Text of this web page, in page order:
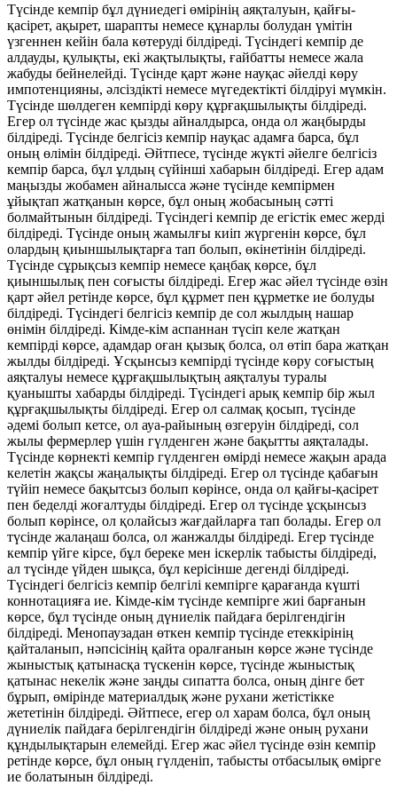
Түсінде кемпір бұл дүниедегі өмірінің аяқталуын, қайғы-
қасірет, ақырет, шарапты немесе құнарлы болудан үмітін
үзгеннен кейін бала көтеруді білдіреді. Түсіндегі кемпір де
алдауды, қулықты, екі жақтылықты, ғайбатты немесе жала
жабуды бейнелейді. Түсінде қарт және науқас әйелді көру
импотенцияны, әлсіздікті немесе мүгедектікті білдіруі мүмкін.
Түсінде шөлдеген кемпірді көру құрғақшылықты білдіреді.
Егер ол түсінде жас қызды айналдырса, онда ол жаңбырды
білдіреді. Түсінде белгісіз кемпір науқас адамға барса, бұл
оның өлімін білдіреді. Әйтпесе, түсінде жүкті әйелге белгісіз
кемпір барса, бұл ұлдың сүйінші хабарын білдіреді. Егер адам
маңызды жобамен айналысса және түсінде кемпірмен
ұйықтап жатқанын көрсе, бұл оның жобасының сәтті
болмайтынын білдіреді. Түсіндегі кемпір де егістік емес жерді
білдіреді. Түсінде оның жамылғы киіп жүргенін көрсе, бұл
олардың қиыншылықтарға тап болып, өкінетінін білдіреді.
Түсінде сұрықсыз кемпір немесе қаңбақ көрсе, бұл
қиыншылық пен соғысты білдіреді. Егер жас әйел түсінде өзін
қарт әйел ретінде көрсе, бұл құрмет пен құрметке ие болуды
білдіреді. Түсіндегі белгісіз кемпір де сол жылдың нашар
өнімін білдіреді. Кімде-кім аспаннан түсіп келе жатқан
кемпірді көрсе, адамдар оған қызық болса, ол өтіп бара жатқан
жылды білдіреді. Ұсқынсыз кемпірді түсінде көру соғыстың
аяқталуы немесе құрғақшылықтың аяқталуы туралы
қуанышты хабарды білдіреді. Түсіндегі арық кемпір бір жыл
құрғақшылықты білдіреді. Егер ол салмақ қосып, түсінде
әдемі болып кетсе, ол ауа-райының өзгеруін білдіреді, сол
жылы фермерлер үшін гүлденген және бақытты аяқталады.
Түсінде көрнекті кемпір гүлденген өмірді немесе жақын арада
келетін жақсы жаңалықты білдіреді. Егер ол түсінде қабағын
түйіп немесе бақытсыз болып көрінсе, онда ол қайғы-қасірет
пен беделді жоғалтуды білдіреді. Егер ол түсінде ұсқынсыз
болып көрінсе, ол қолайсыз жағдайларға тап болады. Егер ол
түсінде жалаңаш болса, ол жанжалды білдіреді. Егер түсінде
кемпір үйге кірсе, бұл береке мен іскерлік табысты білдіреді,
ал түсінде үйден шықса, бұл керісінше дегенді білдіреді.
Түсіндегі белгісіз кемпір белгілі кемпірге қарағанда күшті
коннотацияға ие. Кімде-кім түсінде кемпірге жиі барғанын
көрсе, бұл түсінде оның дүниелік пайдаға берілгендігін
білдіреді. Менопаузадан өткен кемпір түсінде етеккірінің
қайталанып, нәпсісінің қайта оралғанын көрсе және түсінде
жыныстық қатынасқа түскенін көрсе, түсінде жыныстық
қатынас некелік және заңды сипатта болса, оның дінге бет
бұрып, өмірінде материалдық және рухани жетістікке
жететінін білдіреді. Әйтпесе, егер ол харам болса, бұл оның
дүниелік пайдаға берілгендігін білдіреді және оның рухани
құндылықтарын елемейді. Егер жас әйел түсінде өзін кемпір
ретінде көрсе, бұл оның гүлденіп, табысты отбасылық өмірге
ие болатынын білдіреді.